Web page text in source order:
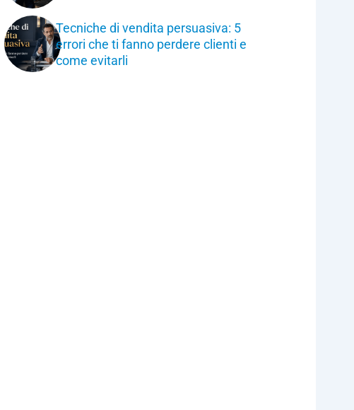
Tecniche di vendita persuasiva: 5
errori che ti fanno perdere clienti e
come evitarli